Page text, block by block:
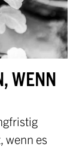
WENN
wenn es